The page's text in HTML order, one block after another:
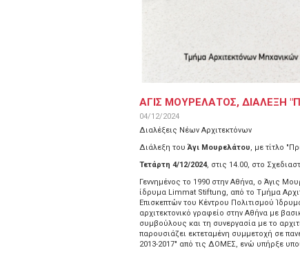
ΑΓΙΣ ΜΟΥΡΕΛΑΤΟΣ, ΔΙΑΛΕΞΗ
04/12/2024
Διαλέξεις Νέων Αρχιτεκτόνων
Διάλεξη του Άγι Μουρελάτου, με τίτλο
Τετάρτη 4/12/2024, στις 14.00, στο
Γεννημένος το 1990 στην Αθήνα, ο Άγις
ίδρυμα Limmat Stiftung, από το Τμήμα
Επισκεπτών του Κέντρου Πολιτισμού
αρχιτεκτονικό γραφείο στην Αθήνα με
συμβούλους και τη συνεργασία με το
παρουσιάζει εκτεταμένη συμμετοχή σε
2013-2017" από τις ΔΟΜΕΣ, ενώ υπήρξε